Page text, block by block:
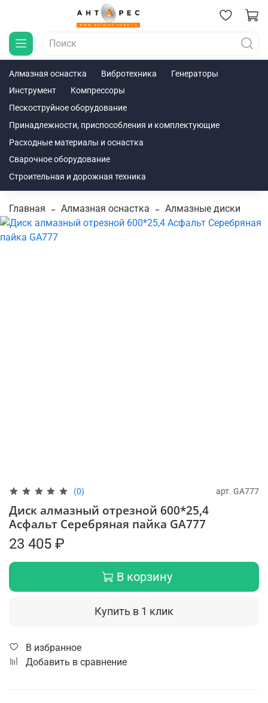
Алмазная оснастка Вибротехника
Генераторы
Инструмент
Компрессоры
Пескоструйное оборудование
Принадлежности, приспособления и комплектующие
Расходные материалы и оснастка
Сварочное оборудование
Строительная и дорожная техника
Главная Алмазная оснастка Алмазные диски
(0) арт. GA777
Диск алмазный отрезной 600*25,4
Асфальт Серебряная пайка GA777
23 405 ₽
В корзину
Купить в 1 клик
В избранное
Добавить в сравнение